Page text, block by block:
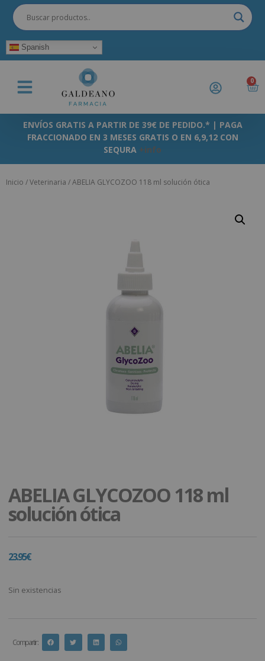
Spanish
0
ENVÍOS GRATIS A PARTIR DE 39€ DE PEDIDO.* | PAGA
FRACCIONADO EN 3 MESES GRATIS O EN 6,9,12 CON
SEQURA +info
Inicio /Veterinaria / ABELIA GLYCOZOO 118 ml solución ótica
ABELIA GLYCOZOO 118 ml
solución ótica
23.95€
Sin existencias
Compartir :